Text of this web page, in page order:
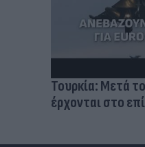
Τουρκία: Μετά
έρχονται στο